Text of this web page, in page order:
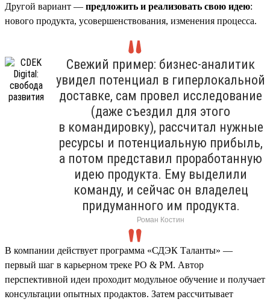
Другой вариант — предложить и реализовать свою идею:
нового продукта, усовершенствования, изменения процесса.
Свежий пример: бизнес-аналитик
увидел потенциал в гиперлокальной
доставке, сам провел исследование
(даже съездил для этого
в командировку), рассчитал нужные
ресурсы и потенциальную прибыль,
а потом представил проработанную
идею продукта. Ему выделили
команду, и сейчас он владелец
придуманного им продукта.
Роман Костин
В компании действует программа «СДЭК Таланты» —
первый шаг в карьерном треке PO & PM. Автор
перспективной идеи проходит модульное обучение и получает
консультации опытных продактов. Затем рассчитывает